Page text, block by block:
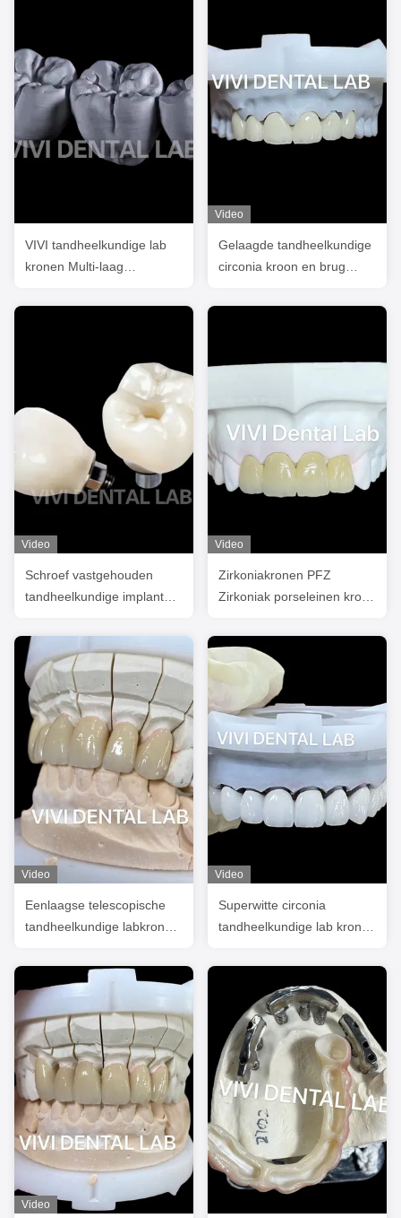
VIVI tandheelkundige lab
kronen Multi-laag
kroon
Video
Gelaagde tandheelkundige
circonia kroon en brug
Video
Schroef vastgehouden
tandheelkundige implantaat
gelaagd zirconia
Video
Zirkoniakronen PFZ
Zirkoniak porseleinen kroon
Video
Eenlaagse telescopische
tandheelkundige labkronen
Video
Superwitte circonia
tandheelkundige lab kronen
porselein
Video